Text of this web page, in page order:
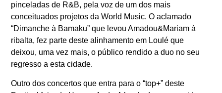
pinceladas de R&B, pela voz de um dos mais
conceituados projetos da World Music. O aclamado
“Dimanche à Bamaku” que levou Amadou&Mariam à
ribalta, fez parte deste alinhamento em Loulé que
deixou, uma vez mais, o público rendido a duo no seu
regresso a esta cidade.
Outro dos concertos que entra para o “top+” deste